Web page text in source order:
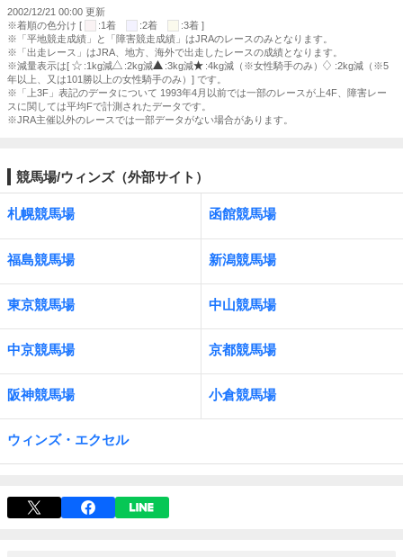
2002/12/21 00:00 更新
※着順の色分け [
:1着 :2着
:3着 ]
※「平地競走成績」と「障害競走成績」はJRAのレースのみとなります。
※「出走レース」はJRA、地方、海外で出走したレースの成績となります。
※減量表示は[
:1kg減 :2kg減 :3kg減 :4kg減（※女性騎手のみ）
:2kg減（※5
年以上、又は101勝以上の女性騎手のみ）] です。
※「上3F」表記のデータについて 1993年4月以前では一部のレースが上4F、障害レー
スに関しては平均Fで計測されたデータです。
※JRA主催以外のレースでは一部データがない場合があります。
競馬場/ウィンズ（外部サイト）
札幌競馬場 函館競馬場
福島競馬場 新潟競馬場
東京競馬場 中山競馬場
中京競馬場 京都競馬場
阪神競馬場 小倉競馬場
ウィンズ・エクセル